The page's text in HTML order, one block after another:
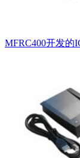
MFRC400开发的